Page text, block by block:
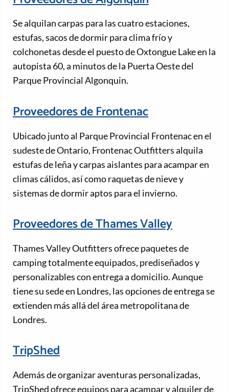
Se alquilan carpas para las cuatro estaciones,
estufas, sacos de dormir para clima frío y
colchonetas desde el puesto de Oxtongue Lake en la
autopista 60, a minutos de la Puerta Oeste del
Parque Provincial Algonquin.
Proveedores de Frontenac
Ubicado junto al Parque Provincial Frontenac en el
sudeste de Ontario, Frontenac Outfitters alquila
estufas de leña y carpas aislantes para acampar en
climas cálidos, así como raquetas de nieve y
sistemas de dormir aptos para el invierno.
Proveedores de Thames Valley
Thames Valley Outfitters ofrece paquetes de
camping totalmente equipados, prediseñados y
personalizables con entrega a domicilio. Aunque
tiene su sede en Londres, las opciones de entrega se
extienden más allá del área metropolitana de
Londres.
TripShed
Además de organizar aventuras personalizadas,
TripShed ofrece equipos para acampar y alquiler de